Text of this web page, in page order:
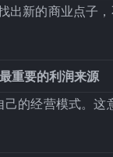
出新的商业点子
重要的利润来源
的经营模式。